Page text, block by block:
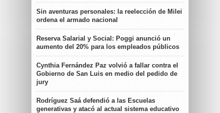
Sin aventuras personales: la reelección de Milei
ordena el armado nacional
Reserva Salarial y Social: Poggi anunció un
aumento del 20% para los empleados públicos
Cynthia Fernández Paz volvió a fallar contra el
Gobierno de San Luis en medio del pedido de
jury
Rodríguez Saá defendió a las Escuelas
generativas y atacó al actual sistema educativo